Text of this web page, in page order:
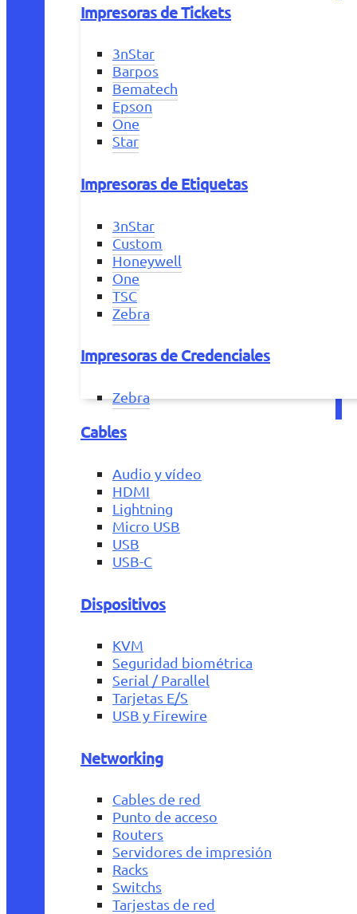
Impresoras de Tickets
3nStar
Barpos
Bematech
Epson
One
Star
Impresoras de Etiquetas
3nStar
Custom
Honeywell
One
TSC
Zebra
Impresoras de Credenciales
Zebra
Cables
Audio y vídeo
HDMI
Lightning
Micro USB
USB
USB-C
Dispositivos
KVM
Seguridad biométrica
Serial / Parallel
Tarjetas E/S
USB y Firewire
Networking
Cables de red
Punto de acceso
Routers
Servidores de impresión
Racks
Switchs
Tarjestas de red